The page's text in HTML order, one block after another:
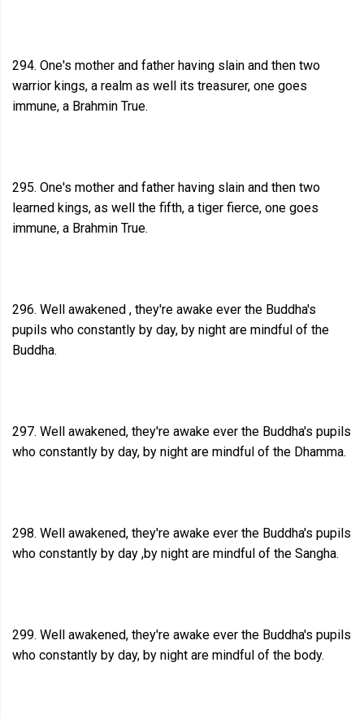
294. One's mother and father having slain and then two
warrior kings, a realm as well its treasurer, one goes
immune, a Brahmin True.
295. One's mother and father having slain and then two
learned kings, as well the fifth, a tiger fierce, one goes
immune, a Brahmin True.
296. Well awakened , they're awake ever the Buddha's
pupils who constantly by day, by night are mindful of the
Buddha.
297. Well awakened, they're awake ever the Buddha's pupils
who constantly by day, by night are mindful of the Dhamma.
298. Well awakened, they're awake ever the Buddha's pupils
who constantly by day ,by night are mindful of the Sangha.
299. Well awakened, they're awake ever the Buddha's pupils
who constantly by day, by night are mindful of the body.